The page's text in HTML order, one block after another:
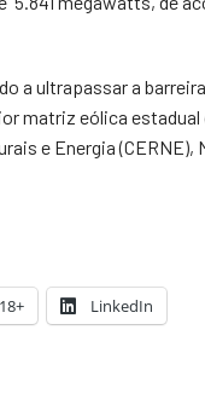
a ultrapassar a
matriz eólica estadual
e Energia (CERNE),
18+ LinkedIn